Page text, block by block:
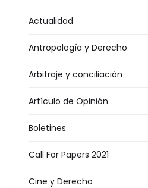
Actualidad
Antropología y Derecho
Arbitraje y conciliación
Artículo de Opinión
Boletines
Call For Papers 2021
Cine y Derecho